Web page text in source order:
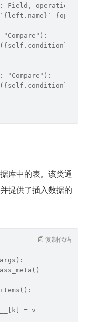
Field, operation:
"Compare"):
"Compare"):
库中的表。该类通
提供了插入数据的
= v
复制代码